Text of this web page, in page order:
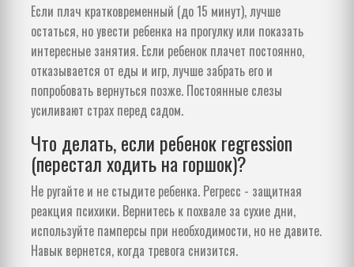
Если плач кратковременный (до 15 минут), лучше
остаться, но увести ребенка на прогулку или показать
интересные занятия. Если ребенок плачет постоянно,
отказывается от еды и игр, лучше забрать его и
попробовать вернуться позже. Постоянные слезы
усиливают страх перед садом.
Что делать, если ребенок regression
(перестал ходить на горшок)?
Не ругайте и не стыдите ребенка. Регресс - защитная
реакция психики. Вернитесь к похвале за сухие дни,
используйте памперсы при необходимости, но не давите.
Навык вернется, когда тревога снизится.